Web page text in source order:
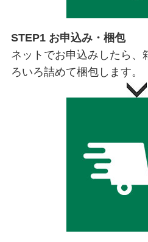
STEP1 お申込み・梱包
ネットでお申込みしたら、
ろいろ詰めて梱包します。